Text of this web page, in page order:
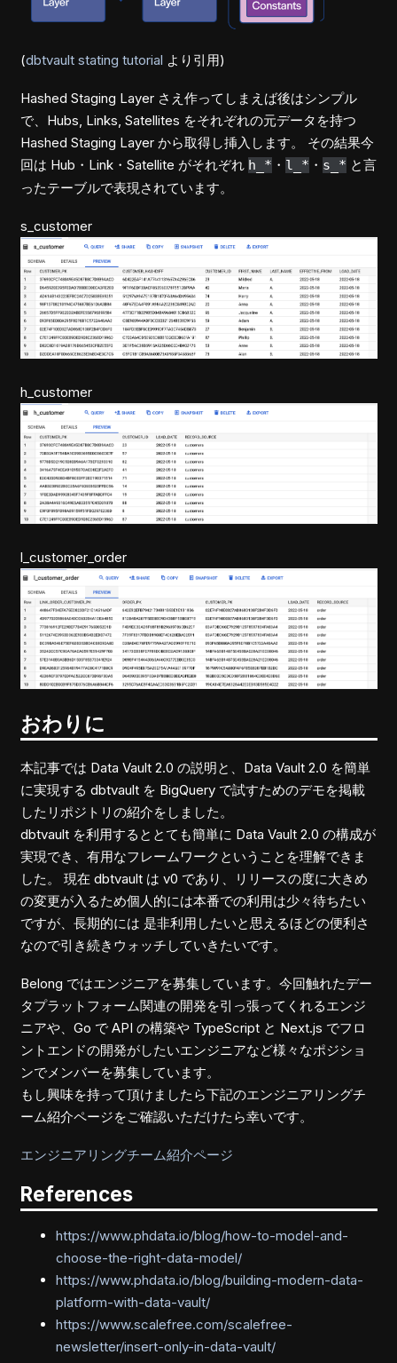
(dbtvault stating tutorial より引用)
Hashed Staging Layer さえ作ってしまえば後はシンプル
で、Hubs, Links, Satellites をそれぞれの元データを持つ
Hashed Staging Layer から取得し挿入します。 その結果今
回は Hub・Link・Satellite がそれぞれ h_* ・ l_* ・ s_* と言
ったテーブルで表現されています。
s_customer
h_customer
l_customer_order
おわりに
本記事では Data Vault 2.0 の説明と、Data Vault 2.0 を簡単
に実現する dbtvault を BigQuery で試すためのデモを掲載
したリポジトリの紹介をしました。
dbtvault を利用するととても簡単に Data Vault 2.0 の構成が
実現でき、有用なフレームワークということを理解できま
した。 現在 dbtvault は v0 であり、リリースの度に大きめ
の変更が入るため個人的には本番での利用は少々待ちたい
ですが、長期的には 是非利用したいと思えるほどの便利さ
なので引き続きウォッチしていきたいです。
Belong ではエンジニアを募集しています。今回触れたデー
タプラットフォーム関連の開発を引っ張ってくれるエンジ
ニアや、Go で API の構築や TypeScript と Next.js でフロ
ントエンドの開発がしたいエンジニアなど様々なポジショ
ンでメンバーを募集しています。
もし興味を持って頂けましたら下記のエンジニアリングチ
ーム紹介ページをご確認いただけたら幸いです。
エンジニアリングチーム紹介ページ
References
https://www.phdata.io/blog/how-to-model-and-
choose-the-right-data-model/
https://www.phdata.io/blog/building-modern-data-
platform-with-data-vault/
https://www.scalefree.com/scalefree-
newsletter/insert-only-in-data-vault/